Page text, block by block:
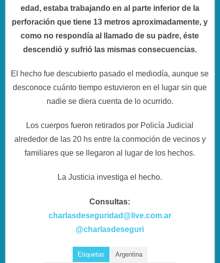
edad, estaba trabajando en al parte inferior de la
perforación que tiene 13 metros aproximadamente, y
como no respondía al llamado de su padre, éste
descendió y sufrió las mismas consecuencias.
El hecho fue descubierto pasado el mediodía, aunque se
desconoce cuánto tiempo estuvieron en el lugar sin que
nadie se diera cuenta de lo ocurrido.
Los cuerpos fueron retirados por Policía Judicial
alrededor de las 20 hs entre la conmoción de vecinos y
familiares que se llegaron al lugar de los hechos.
La Justicia investiga el hecho.
Consultas:
charlasdeseguridad@live.com.ar
@charlasdeseguri
Etiquetas Argentina